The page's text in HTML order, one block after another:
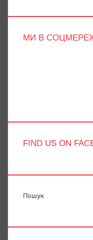
МИ В
FIND US ON
Пошук